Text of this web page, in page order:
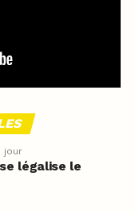
jour
légalise le